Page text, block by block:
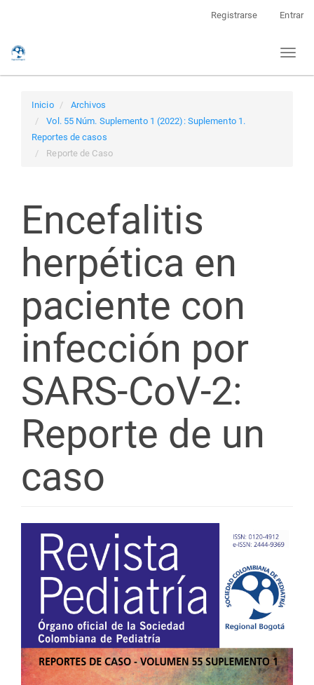
Registrarse Entrar
Toggle
Inicio
Archivos
Vol. 55 Núm. Suplemento 1 (2022): Suplemento 1.
Reportes de casos
Reporte de Caso
Encefalitis
herpética en
paciente con
infección por
SARS-CoV-2:
Reporte de un
caso
Barra
lateral
del
artículo